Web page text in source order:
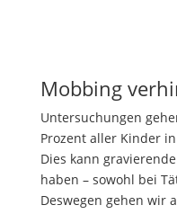
Mobbing
Untersuchungen
Prozent aller Kinder
Dies kann
haben – sowohl bei
Deswegen gehen wir